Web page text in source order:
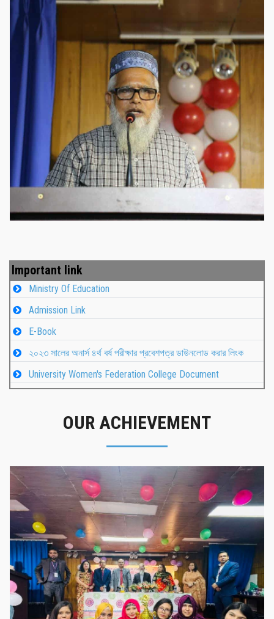
নবীনবরণ - ২০২৫
Important link
Ministry Of Education
Admission Link
E-Book
২০২৩ সালের অনার্স ৪র্থ বর্ষ পরীক্ষার প্রবেশপত্র ডাউনলোড করার লিংক
University Women's Federation College Document
OUR ACHIEVEMENT
গৌরবের মুহূর্ত
গৌরবের মুহূর্ত